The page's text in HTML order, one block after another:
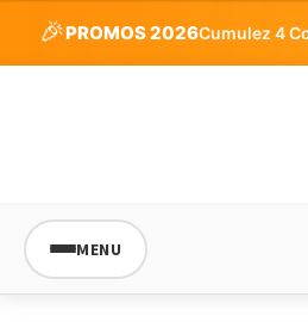
🎉PROMOS 2026Cumulez 4
MENU